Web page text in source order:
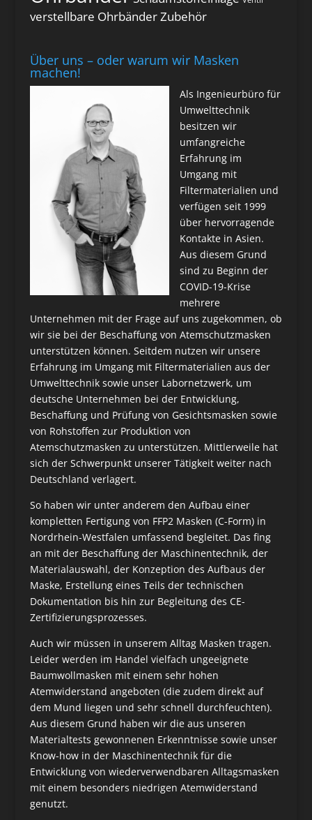
verstellbare OhrbänderZubehör
Über uns – oder warum wir Masken
machen!
Als Ingenieurbüro für
Umwelttechnik
besitzen wir
umfangreiche
Erfahrung im
Umgang mit
Filtermaterialien und
verfügen seit 1999
über hervorragende
Kontakte in Asien.
Aus diesem Grund
sind zu Beginn der
COVID-19-Krise
mehrere
Unternehmen mit der Frage auf uns zugekommen, ob
wir sie bei der Beschaffung von Atemschutzmasken
unterstützen können. Seitdem nutzen wir unsere
Erfahrung im Umgang mit Filtermaterialien aus der
Umwelttechnik sowie unser Labornetzwerk, um
deutsche Unternehmen bei der Entwicklung,
Beschaffung und Prüfung von Gesichtsmasken sowie
von Rohstoffen zur Produktion von
Atemschutzmasken zu unterstützen. Mittlerweile hat
sich der Schwerpunkt unserer Tätigkeit weiter nach
Deutschland verlagert.
So haben wir unter anderem den Aufbau einer
kompletten Fertigung von FFP2 Masken (C-Form) in
Nordrhein-Westfalen umfassend begleitet. Das fing
an mit der Beschaffung der Maschinentechnik, der
Materialauswahl, der Konzeption des Aufbaus der
Maske, Erstellung eines Teils der technischen
Dokumentation bis hin zur Begleitung des CE-
Zertifizierungsprozesses.
Auch wir müssen in unserem Alltag Masken tragen.
Leider werden im Handel vielfach ungeeignete
Baumwollmasken mit einem sehr hohen
Atemwiderstand angeboten (die zudem direkt auf
dem Mund liegen und sehr schnell durchfeuchten).
Aus diesem Grund haben wir die aus unseren
Materialtests gewonnenen Erkenntnisse sowie unser
Know-how in der Maschinentechnik für die
Entwicklung von wiederverwendbaren Alltagsmasken
mit einem besonders niedrigen Atemwiderstand
genutzt.